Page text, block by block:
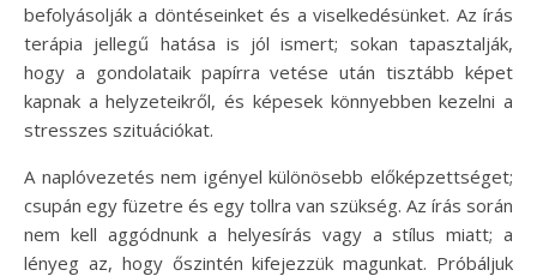
befolyásolják a döntéseinket és a viselkedésünket. Az írás
terápia jellegű hatása is jól ismert; sokan tapasztalják,
hogy a gondolataik papírra vetése után tisztább képet
kapnak a helyzeteikről, és képesek könnyebben kezelni a
stresszes szituációkat.
A naplóvezetés nem igényel különösebb előképzettséget;
csupán egy füzetre és egy tollra van szükség. Az írás során
nem kell aggódnunk a helyesírás vagy a stílus miatt; a
lényeg az, hogy őszintén kifejezzük magunkat. Próbáljuk